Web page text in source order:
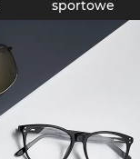
sportowe